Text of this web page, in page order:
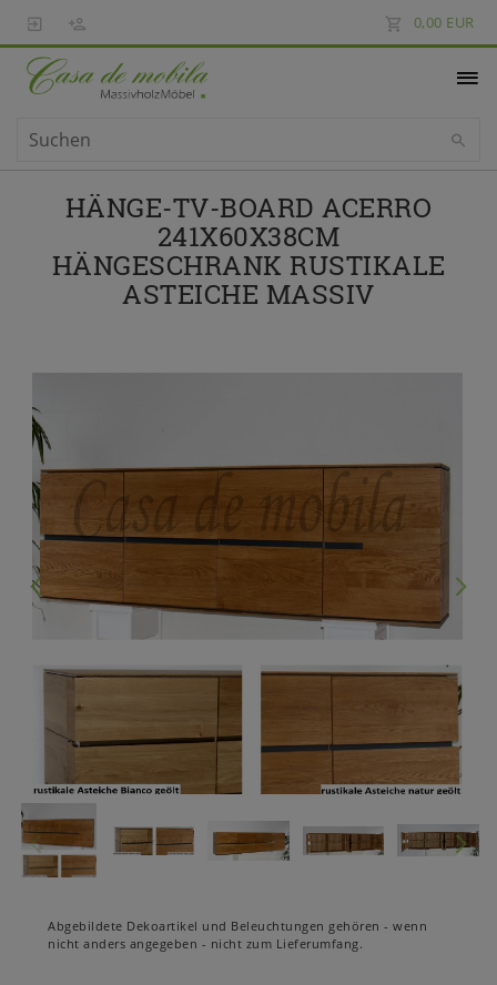
0,00 EUR
HÄNGE-TV-BOARD ACERRO
241X60X38CM
HÄNGESCHRANK RUSTIKALE
ASTEICHE MASSIV
Abgebildete Dekoartikel und Beleuchtungen gehören - wenn
nicht anders angegeben - nicht zum Lieferumfang.